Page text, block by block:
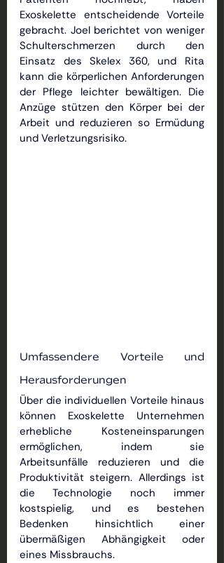
Exoskelette entscheidende Vorteile
gebracht. Joel berichtet von weniger
Schulterschmerzen durch den
Einsatz des Skelex 360, und Rita
kann die körperlichen Anforderungen
der Pflege leichter bewältigen. Die
Anzüge stützen den Körper bei der
Arbeit und reduzieren so Ermüdung
und Verletzungsrisiko.
Umfassendere Vorteile und
Herausforderungen
Über die individuellen Vorteile hinaus
können Exoskelette Unternehmen
erhebliche Kosteneinsparungen
ermöglichen, indem sie
Arbeitsunfälle reduzieren und die
Produktivität steigern. Allerdings ist
die Technologie noch immer
kostspielig, und es bestehen
Bedenken hinsichtlich einer
übermäßigen Abhängigkeit oder
eines Missbrauchs.